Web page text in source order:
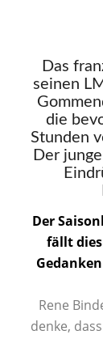
Das
seinen
die
Stunden
Der
Der
fällt
Rene
denke,